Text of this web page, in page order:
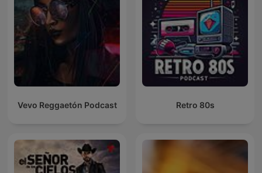
Vevo Reggaetón Podcast Retro 80s